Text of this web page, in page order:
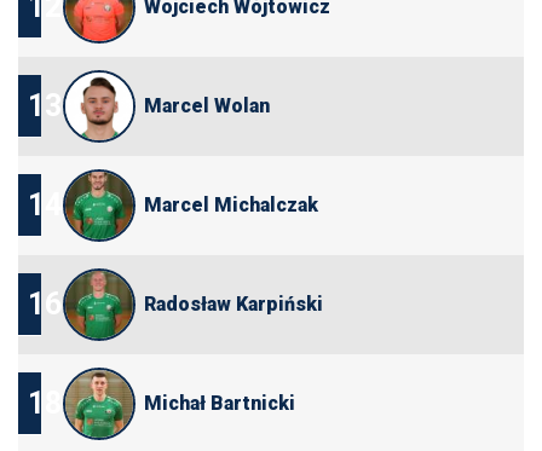
Wojciech Wójtowicz
13 Marcel Wolan
14 Marcel Michalczak
16 Radosław Karpiński
18 Michał Bartnicki